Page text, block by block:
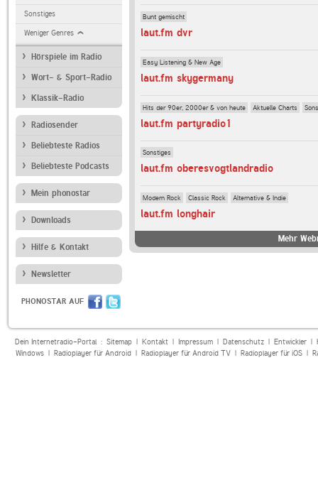
Sonstiges
Weniger Genres
Hörspiele im Radio
Wort- & Sport-Radio
Klassik-Radio
Radiosender
Beliebteste Radios
Beliebteste Podcasts
Mein phonostar
Downloads
Hilfe & Kontakt
Newsletter
PHONOSTAR AUF
Bunt gemischt
laut.fm dvr
Easy Listening & New Age
laut.fm skygermany
Hits der 90er, 2000er & von heute Aktuelle Charts
laut.fm partyradio1
Sonstiges
laut.fm oberesvogtlandradio
Modern Rock Classic Rock Alternative & Indie
laut.fm longhair
Mehr
Dein Internetradio-Portal : Sitemap| Kontakt| Impressum| Datenschutz| Entwickler|
Windows| Radioplayer für Android| Radioplayer für Android TV| Radioplayer für iOS|